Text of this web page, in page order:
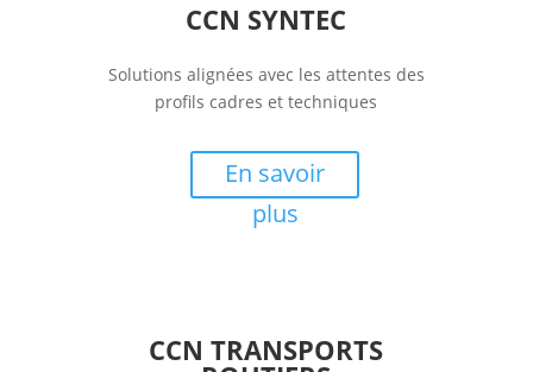
CCN SYNTEC
Solutions alignées avec les attentes des
profils cadres et techniques
En savoir
plus
CCN TRANSPORTS